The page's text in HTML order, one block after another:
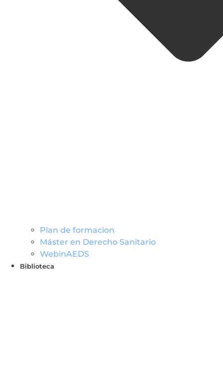
Plan de formacion
Máster en Derecho Sanitario
WebinAEDS
Biblioteca